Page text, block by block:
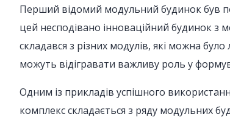
Перший відомий модульний будинок був
цей несподівано інноваційний будинок з
складався з різних модулів, які можна
можуть відігравати важливу роль у
Одним із прикладів успішного
комплекс складається з ряду модульних